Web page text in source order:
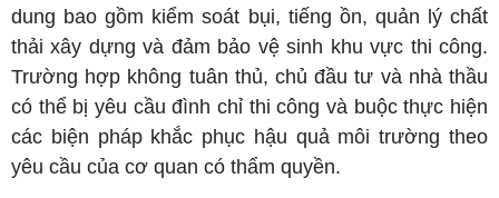
dung bao gồm kiểm soát bụi, tiếng ồn, quản lý chất
thải xây dựng và đảm bảo vệ sinh khu vực thi công.
Trường hợp không tuân thủ, chủ đầu tư và nhà thầu
có thể bị yêu cầu đình chỉ thi công và buộc thực hiện
các biện pháp khắc phục hậu quả môi trường theo
yêu cầu của cơ quan có thẩm quyền.